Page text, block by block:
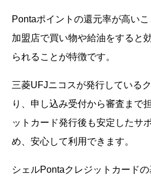
Pontaポイントの還元率が高い
加盟店で買い物や給油をすると
られることが特徴です。
三菱UFJニコスが発行している
り、申し込み受付から審査まで
ットカード発行後も安定したサ
め、安心して利用できます。
シェルPontaクレジットカード